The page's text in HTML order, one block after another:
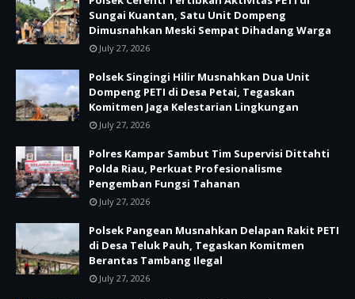
Sungai Kuantan, Satu Unit Dompeng
Dimusnahkan Meski Sempat Dihadang Warga
July 27, 2026
Polsek Singingi Hilir Musnahkan Dua Unit
Dompeng PETI di Desa Petai, Tegaskan
Komitmen Jaga Kelestarian Lingkungan
July 27, 2026
Polres Kampar Sambut Tim Supervisi Dittahti
Polda Riau, Perkuat Profesionalisme
Pengemban Fungsi Tahanan
July 27, 2026
Polsek Pangean Musnahkan Delapan Rakit PETI
di Desa Teluk Pauh, Tegaskan Komitmen
Berantas Tambang Ilegal
July 27, 2026